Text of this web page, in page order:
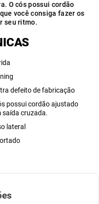
O cós possui cordão
você consiga fazer os
seu ritmo.
defeito de fabricação
possui cordão ajustado
saída cruzada.
lateral